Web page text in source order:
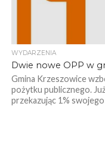
WYDARZENIA
Dwie nowe OPP w
Gmina Krzeszowice
pożytku publicznego.
przekazując 1%